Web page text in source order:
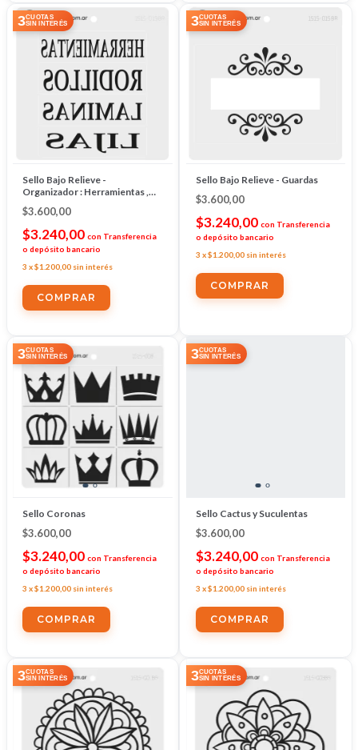
3CUOTAS
SIN INTERÉS
Sello Bajo Relieve -
Organizador : Herramientas ,
Rodillos , Lijas Laminas
$3.600,00
$3.240,00 con Transferencia
o depósito bancario
3 x$1.200,00 sin interés
3CUOTAS
SIN INTERÉS
Sello Bajo Relieve - Guardas
$3.600,00
$3.240,00 con Transferencia
o depósito bancario
3 x$1.200,00 sin interés
3CUOTAS
SIN INTERÉS
Sello Coronas
$3.600,00
$3.240,00 con Transferencia
o depósito bancario
3 x$1.200,00 sin interés
3CUOTAS
SIN INTERÉS
Sello Cactus y Suculentas
$3.600,00
$3.240,00 con Transferencia
o depósito bancario
3 x$1.200,00 sin interés
3CUOTAS
SIN INTERÉS
3CUOTAS
SIN INTERÉS